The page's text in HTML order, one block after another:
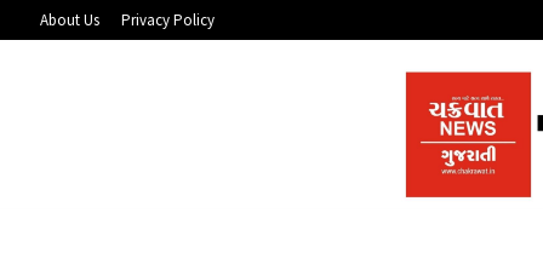
About Us Privacy Policy